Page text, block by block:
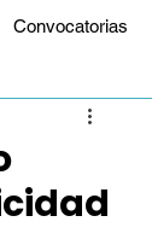
Convocatorias